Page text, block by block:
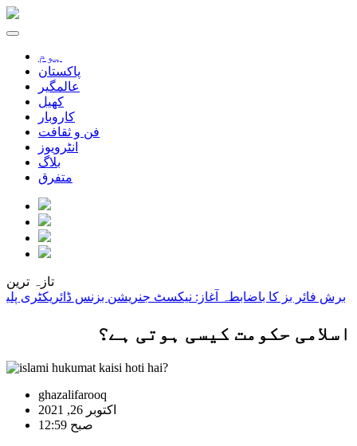
ہوم
پاکستان
عالمگیر
کھیل
کاروبار
فن و ثقافت
انٹرویوز
بلاگ
متفرق
تازہ ترین
بز کا باضابطہ آغاز: نیکسٹ جنریشن بزنس ڈائریکٹری پلیٹ فارمزیڈ
اسلامی حکومت کیسی ہوتی ہے؟
ghazalifarooq
اکتوبر 26, 2021
12:59 صبح